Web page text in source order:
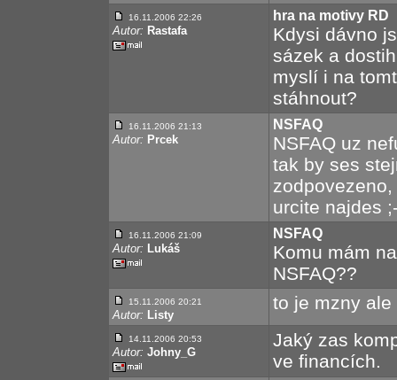
16.11.2006 22:26
Autor: Rastafa
hra na motivy RD
Kdysi dávno
sázek a
myslí i na
stáhnout?
16.11.2006 21:13
Autor: Prcek
NSFAQ
NSFAQ uz
tak by ses
urcite najdes
16.11.2006 21:09
Autor: Lukáš
NSFAQ
Komu mám
NSFAQ??
15.11.2006 20:21
Autor: Listy
to je mzny
14.11.2006 20:53
Autor: Johny_G
Jaký zas
ve financích.